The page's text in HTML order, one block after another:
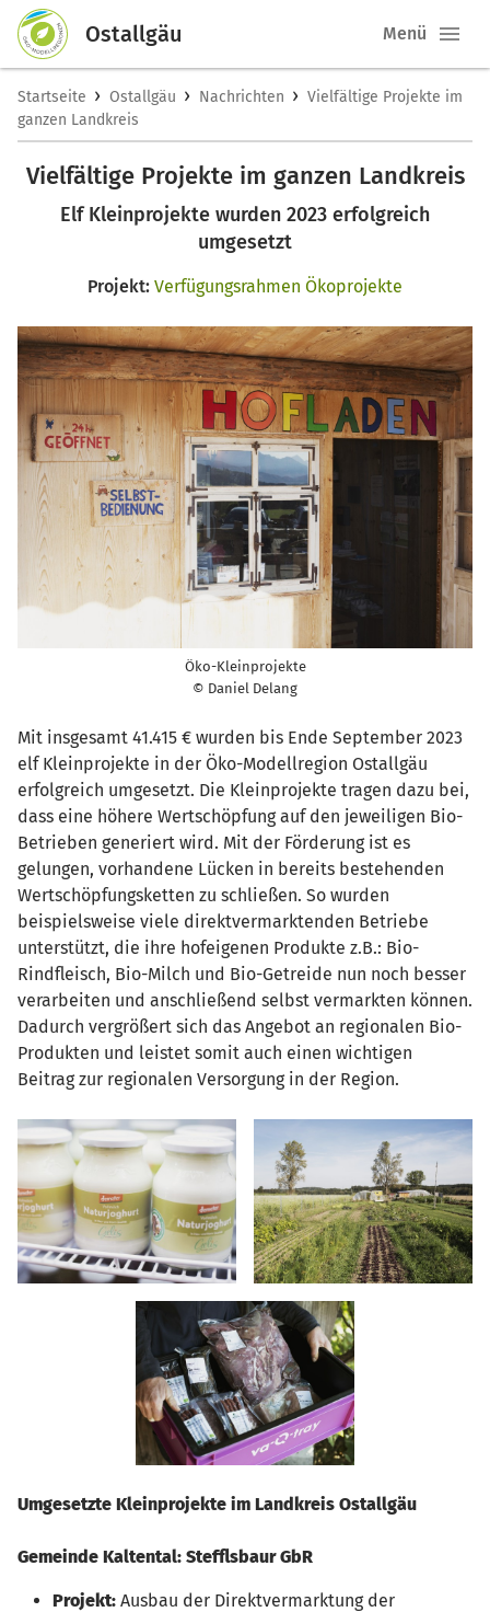
Ostallgäu Menü
Startseite › Ostallgäu › Nachrichten › Vielfältige Projekte im
ganzen Landkreis
Vielfältige Projekte im ganzen Landkreis
Elf Kleinprojekte wurden 2023 erfolgreich
umgesetzt
Projekt: Verfügungsrahmen Ökoprojekte
Öko-Kleinprojekte
© Daniel Delang
Mit insgesamt 41.415 € wurden bis Ende September 2023
elf Kleinprojekte in der Öko-Modellregion Ostallgäu
erfolgreich umgesetzt. Die Kleinprojekte tragen dazu bei,
dass eine höhere Wertschöpfung auf den jeweiligen Bio-
Betrieben generiert wird. Mit der Förderung ist es
gelungen, vorhandene Lücken in bereits bestehenden
Wertschöpfungsketten zu schließen. So wurden
beispielsweise viele direktvermarktenden Betriebe
unterstützt, die ihre hofeigenen Produkte z.B.: Bio-
Rindfleisch, Bio-Milch und Bio-Getreide nun noch besser
verarbeiten und anschließend selbst vermarkten können.
Dadurch vergrößert sich das Angebot an regionalen Bio-
Produkten und leistet somit auch einen wichtigen
Beitrag zur regionalen Versorgung in der Region.
Umgesetzte Kleinprojekte im Landkreis Ostallgäu
Gemeinde Kaltental: Stefflsbaur GbR
Projekt: Ausbau der Direktvermarktung der